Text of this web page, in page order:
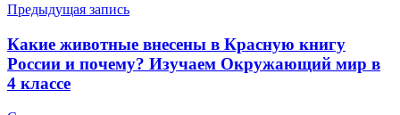
Предыдущая запись
Какие животные внесены в Красную книгу
России и почему? Изучаем Окружающий мир в
4 классе